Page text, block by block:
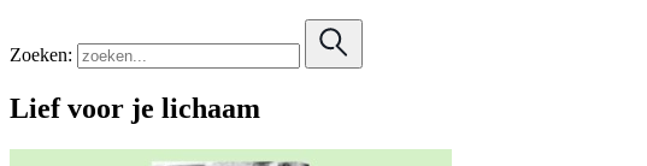
Zoeken:
Lief voor je lichaam